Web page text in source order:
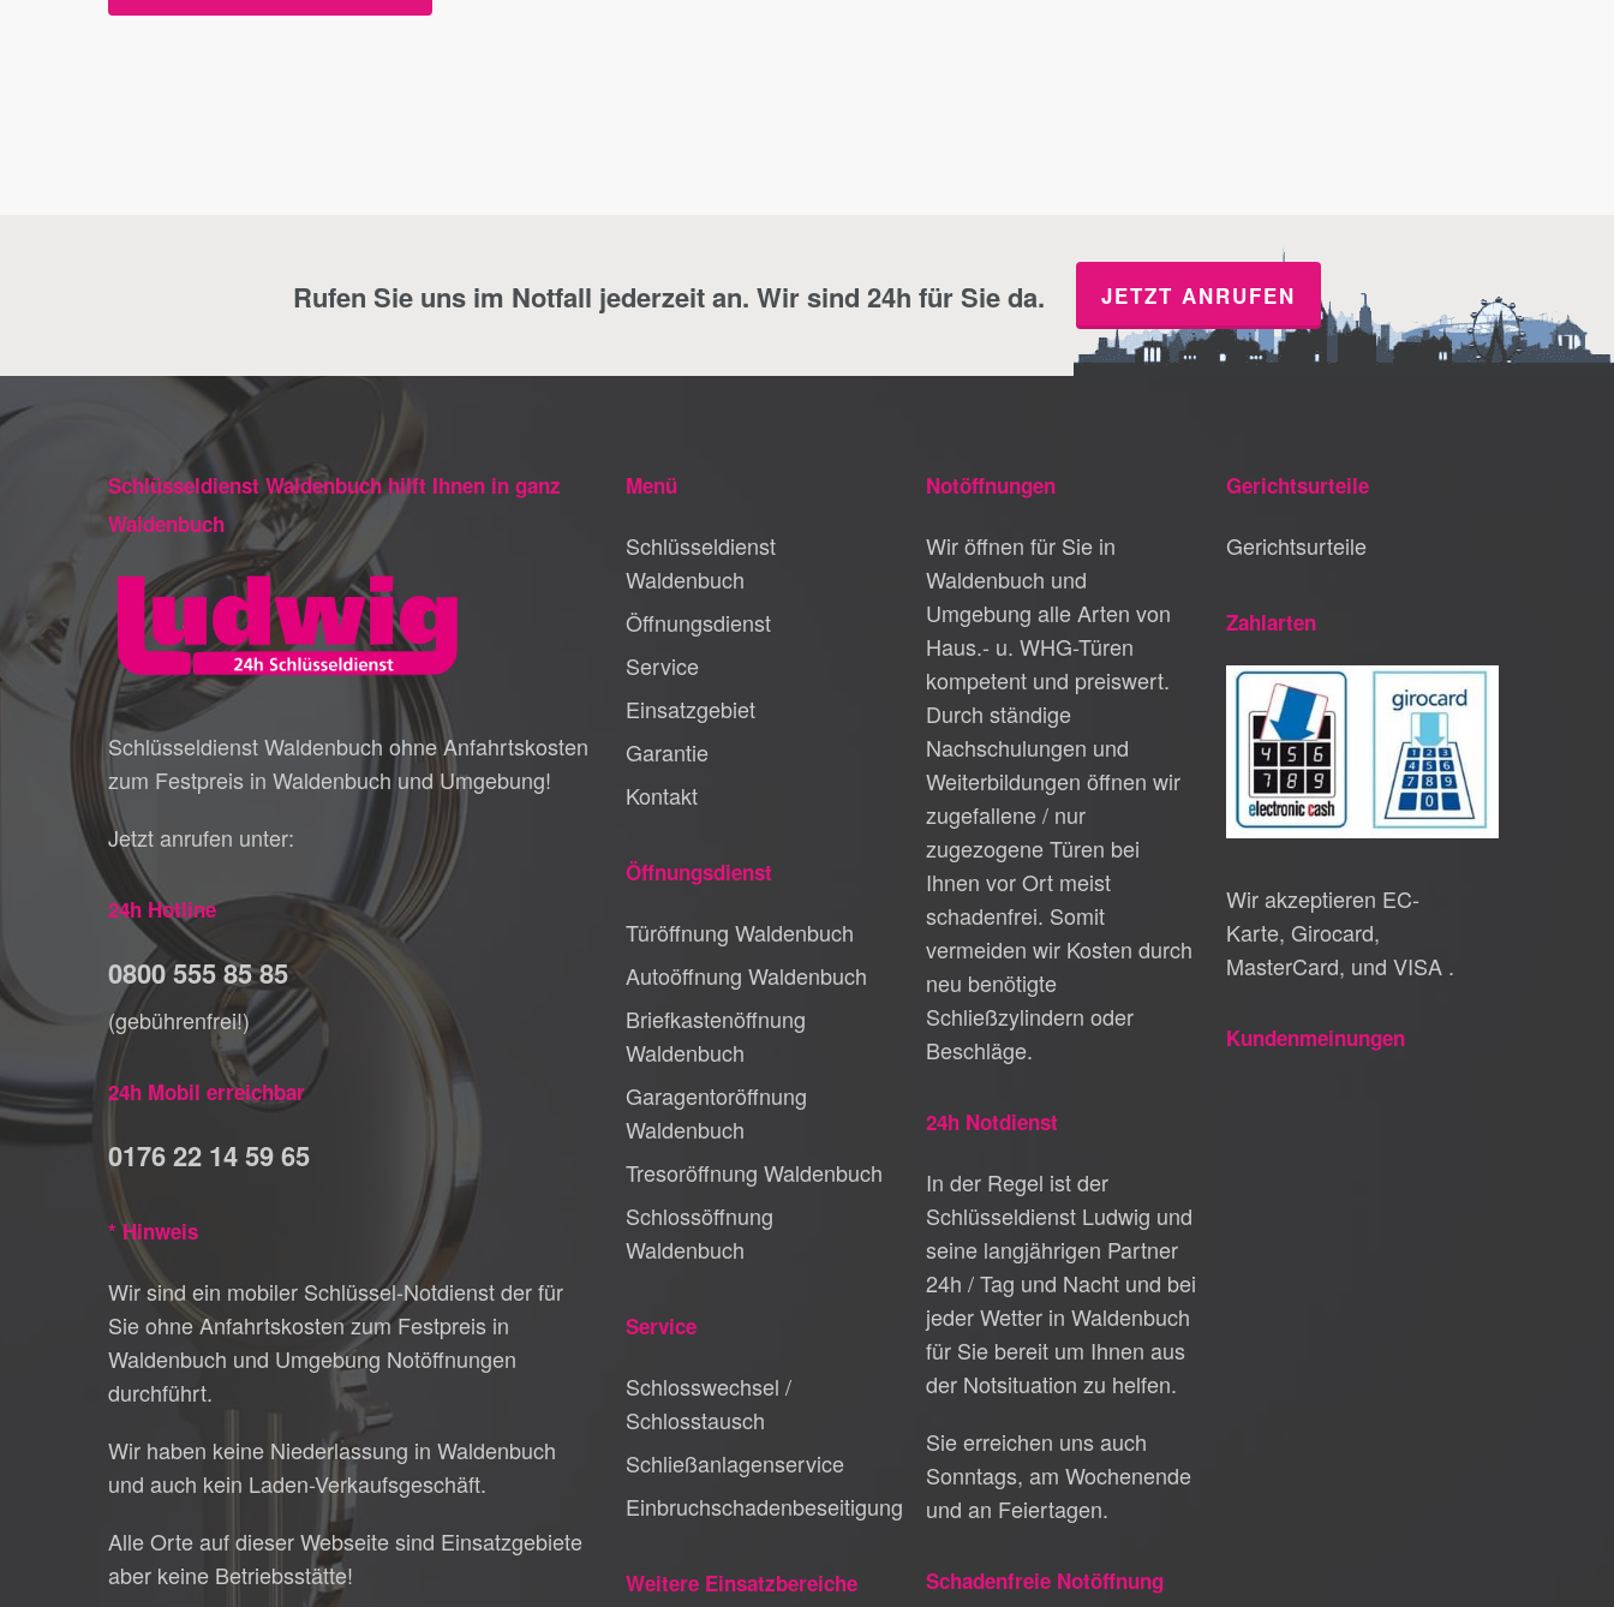
Rufen Sie uns im Notfall jederzeit an. Wir sind 24h für Sie da. JETZT ANRUFEN
Schlüsseldienst Waldenbuch hilft Ihnen in ganz
Waldenbuch
Schlüsseldienst Waldenbuch ohne Anfahrtskosten
zum Festpreis in Waldenbuch und Umgebung!
Jetzt anrufen unter:
24h Hotline
0800 555 85 85
(gebührenfrei!)
24h Mobil erreichbar
0176 22 14 59 65
* Hinweis
Wir sind ein mobiler Schlüssel-Notdienst der für
Sie ohne Anfahrtskosten zum Festpreis in
Waldenbuch und Umgebung Notöffnungen
durchführt.
Wir haben keine Niederlassung in Waldenbuch
und auch kein Laden-Verkaufsgeschäft.
Alle Orte auf dieser Webseite sind Einsatzgebiete
aber keine Betriebsstätte!
Menü
Schlüsseldienst
Waldenbuch
Öffnungsdienst
Service
Einsatzgebiet
Garantie
Kontakt
Öffnungsdienst
Türöffnung Waldenbuch
Autoöffnung Waldenbuch
Briefkastenöffnung
Waldenbuch
Garagentoröffnung
Waldenbuch
Tresoröffnung Waldenbuch
Schlossöffnung
Waldenbuch
Service
Schlosswechsel /
Schlosstausch
Schließanlagenservice
Einbruchschadenbeseitigung
Weitere Einsatzbereiche
Notöffnungen
Wir öffnen für Sie in
Waldenbuch und
Umgebung alle Arten von
Haus.- u. WHG-Türen
kompetent und preiswert.
Durch ständige
Nachschulungen und
Weiterbildungen öffnen wir
zugefallene / nur
zugezogene Türen bei
Ihnen vor Ort meist
schadenfrei. Somit
vermeiden wir Kosten durch
neu benötigte
Schließzylindern oder
Beschläge.
24h Notdienst
In der Regel ist der
Schlüsseldienst Ludwig und
seine langjährigen Partner
24h / Tag und Nacht und bei
jeder Wetter in Waldenbuch
für Sie bereit um Ihnen aus
der Notsituation zu helfen.
Sie erreichen uns auch
Sonntags, am Wochenende
und an Feiertagen.
Schadenfreie Notöffnung
Gerichtsurteile
Gerichtsurteile
Zahlarten
Wir akzeptieren EC-
Karte, Girocard,
MasterCard, und VISA .
Kundenmeinungen